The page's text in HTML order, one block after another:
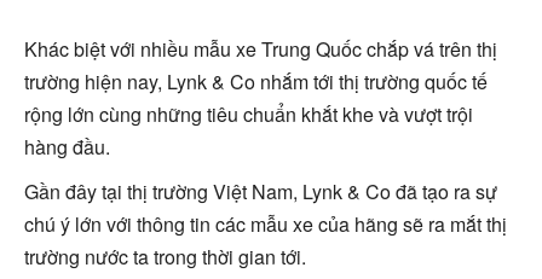
Khác biệt với nhiều mẫu xe Trung Quốc chắp vá trên thị
trường hiện nay, Lynk & Co nhắm tới thị trường quốc tế
rộng lớn cùng những tiêu chuẩn khắt khe và vượt trội
hàng đầu.
Gần đây tại thị trường Việt Nam, Lynk & Co đã tạo ra sự
chú ý lớn với thông tin các mẫu xe của hãng sẽ ra mắt thị
trường nước ta trong thời gian tới.